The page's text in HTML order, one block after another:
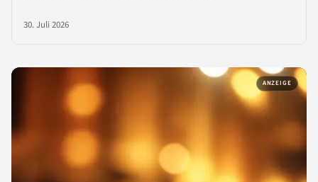
30. Juli 2026
ANZEIGE